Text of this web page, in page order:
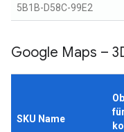
5B1B-D58C-99E2
Google Maps –
SKU Name
für